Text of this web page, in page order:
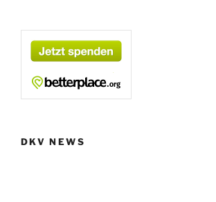
DKV NEWS